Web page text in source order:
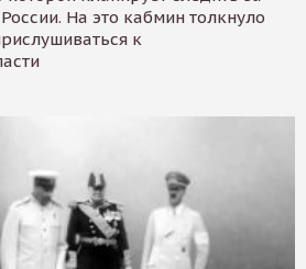
На это кабмин толкнуло
к